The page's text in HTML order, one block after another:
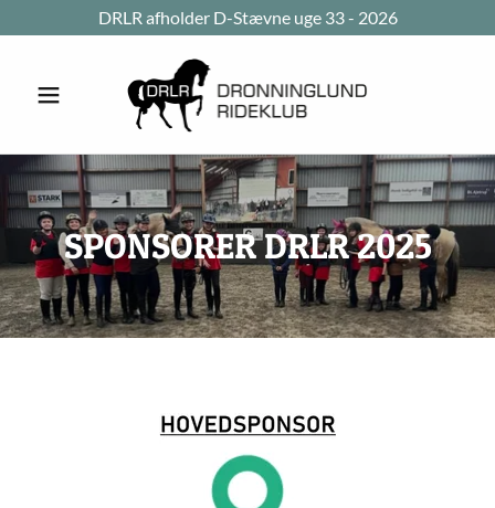
DRLR afholder D-Stævne uge 33 - 2026
SPONSORER DRLR 2025